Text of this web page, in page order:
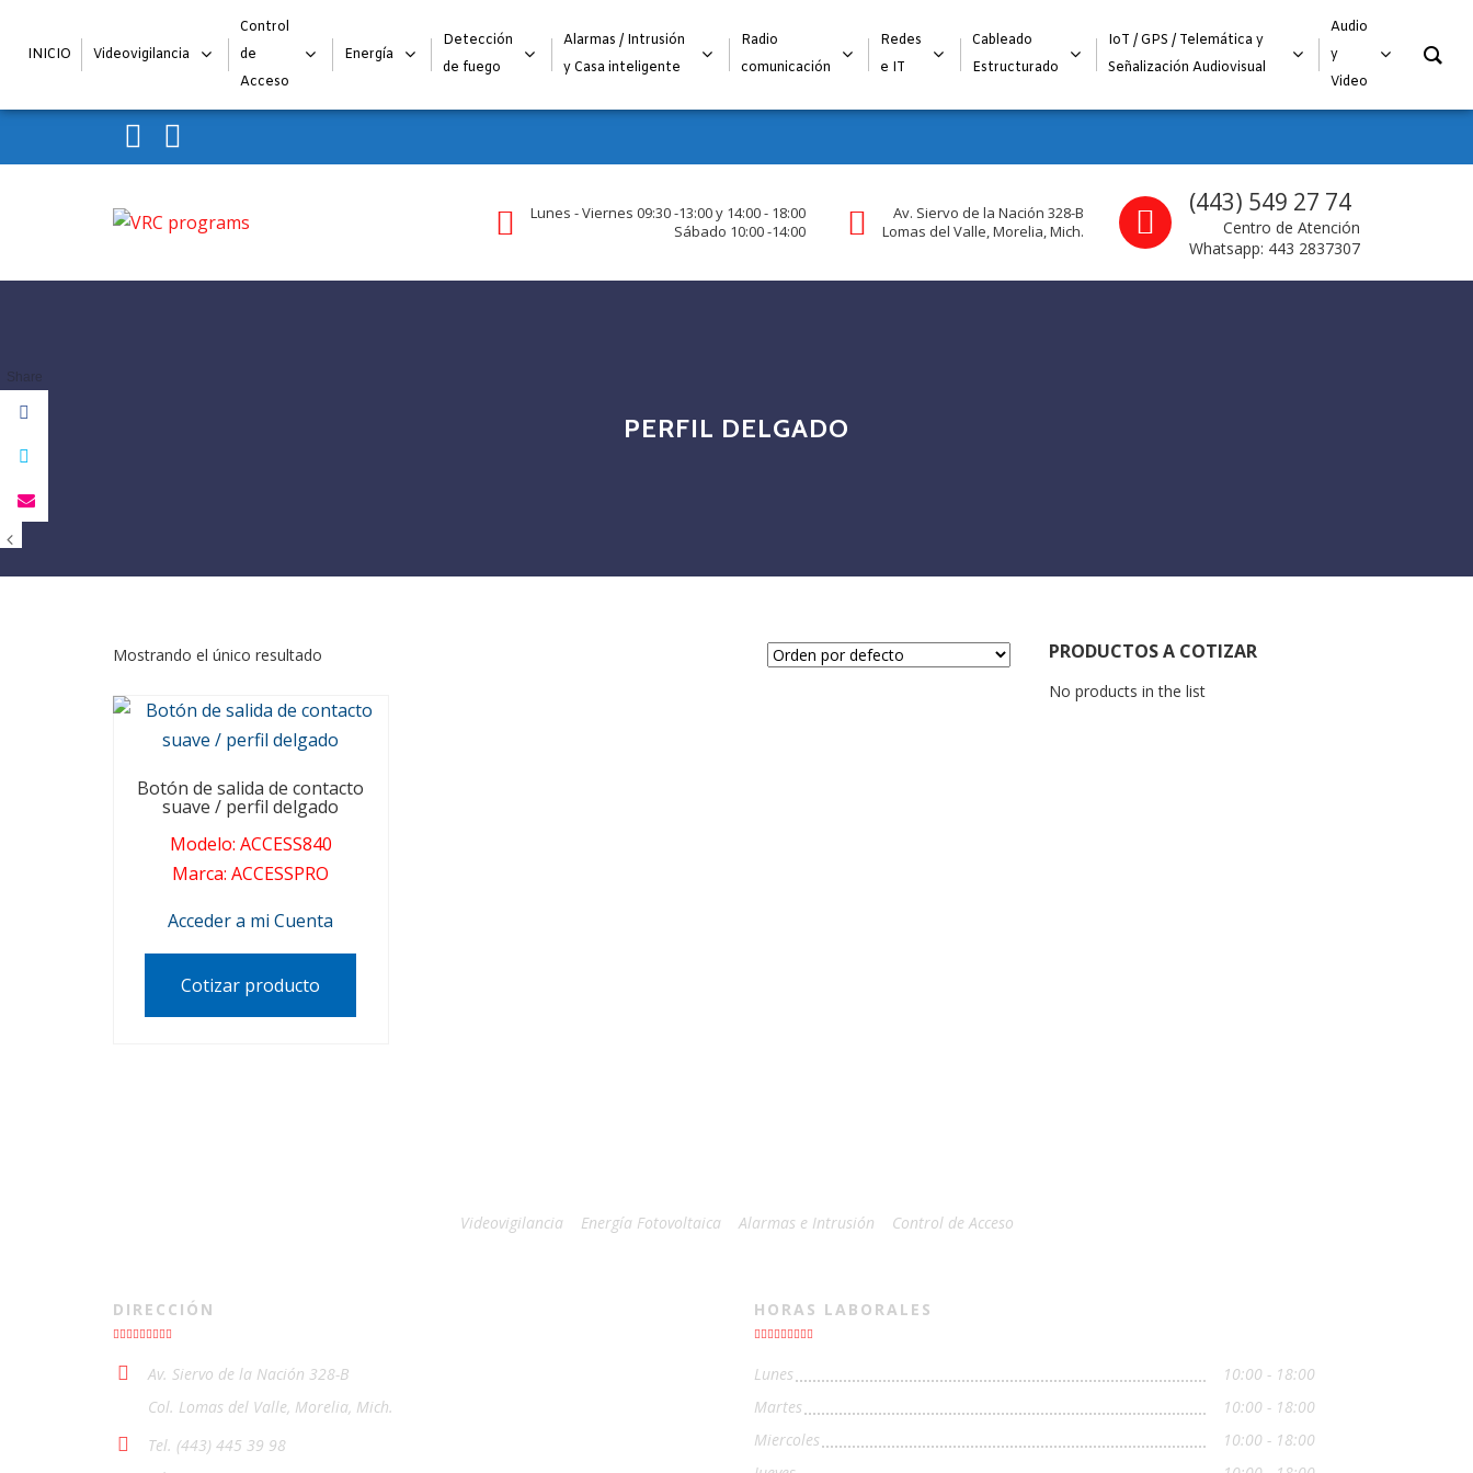
INICIO Videovigilancia
Control
de
Acceso
Energía
Detección
de fuego
Alarmas / Intrusión
y Casa inteligente
Radio
comunicación
Redes
e IT
Cableado
Estructurado
IoT / GPS / Telemática y
Señalización Audiovisual
Audio
y
Video
Skip to navigation
Call us
(443) 549 27 74
Centro de Atención
Whatsapp: 443 2837307
Av. Siervo de la Nación 328-B
Lomas del Valle, Morelia, Mich.
Lunes - Viernes 09:30 -13:00 y 14:00 - 18:00
Sábado 10:00 -14:00
PERFIL DELGADO
Mostrando el único resultado
Botón de salida de contacto
suave / perfil delgado
Modelo: ACCESS840
Marca:ACCESSPRO
Acceder a mi Cuenta
Cotizar producto
PRODUCTOS A COTIZAR
No products in the list
Videovigilancia Energía Fotovoltaica Alarmas e Intrusión Control de Acceso
DIRECCIÓN
Av. Siervo de la Nación 328-B
Col. Lomas del Valle, Morelia, Mich.
Tel. (443) 445 39 98
HORAS LABORALES
Lunes
10:00 - 18:00
Martes
10:00 - 18:00
Miercoles
10:00 - 18:00
Share